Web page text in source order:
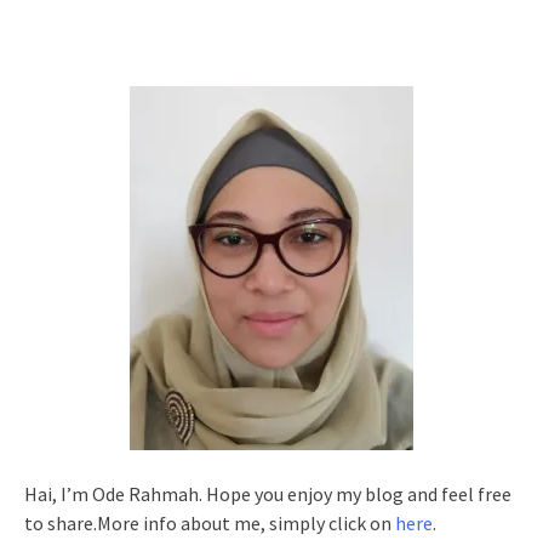
Hai, I’m Ode Rahmah. Hope you enjoy my blog and feel free
to share.More info about me, simply click on here.